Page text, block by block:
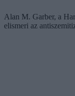
Alan M. Garber, a
elismeri az